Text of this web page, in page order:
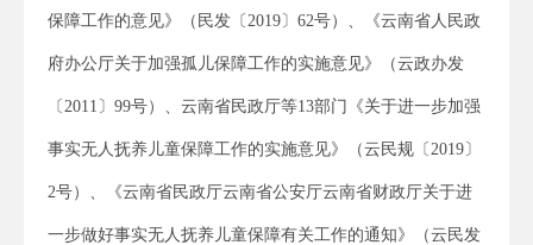
保障工作的意见》（民发〔2019〕62号）、《云南省人民政
府办公厅关于加强孤儿保障工作的实施意见》（云政办发
〔2011〕99号）、云南省民政厅等13部门《关于进一步加强
事实无人抚养儿童保障工作的实施意见》（云民规〔2019〕
2号）、《云南省民政厅云南省公安厅云南省财政厅关于进
一步做好事实无人抚养儿童保障有关工作的通知》（云民发